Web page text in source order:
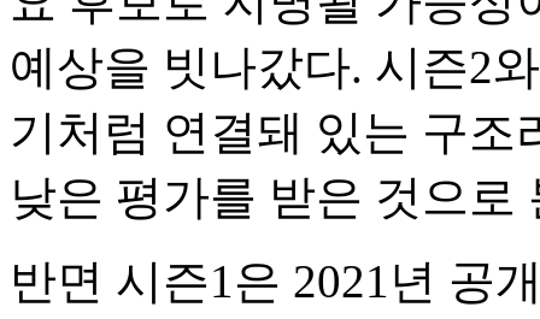
예상을 빗나갔다. 시즌2
기처럼 연결돼 있는 구조
낮은 평가를 받은 것으로
반면 시즌1은 2021년 공